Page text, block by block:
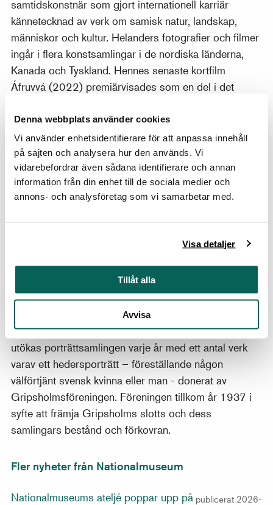
Denna webbplats använder cookies
Vi använder enhetsidentifierare för att anpassa innehåll
på sajten och analysera hur den används. Vi
vidarebefordrar även sådana identifierare och annan
information från din enhet till de sociala medier och
annons- och analysföretag som vi samarbetar med.
Visa detaljer
Tillåt alla
Avvisa
samtidskonstnär som gjort internationell karriär
kännetecknad av verk om samisk natur, landskap,
människor och kultur. Helanders fotografier och filmer
ingår i flera konstsamlingar i de nordiska länderna,
Kanada och Tyskland. Hennes senaste kortfilm
Áfruvvá (2022) premiärvisades som en del i det
Venedigbiennalen.
Helander har besökt Gripsholms slott och Statens
porträttsamling, vandrat runt i utställningssalarna, tittat
på målningarna och blivit fascinerad av
porträttkonstens långa historia. För henne var det
körde de många mil kring Övre Soppero för att
I år firar Statens porträttsamling, världens äldsta
nationella porträttgalleri, 200 år! Det grundades år
1822 och förvaltas av Nationalmuseum. Sedan 1959
utökas porträttsamlingen varje år med ett antal verk
varav ett hedersporträtt – föreställande någon
välförtjänt svensk kvinna eller man - donerat av
Gripsholmsföreningen. Föreningen tillkom år 1937 i
syfte att främja Gripsholms slotts och dess
samlingars bestånd och förkovran.
Fler nyheter från Nationalmuseum
Nationalmuseums ateljé poppar upp på publicerat 2026-